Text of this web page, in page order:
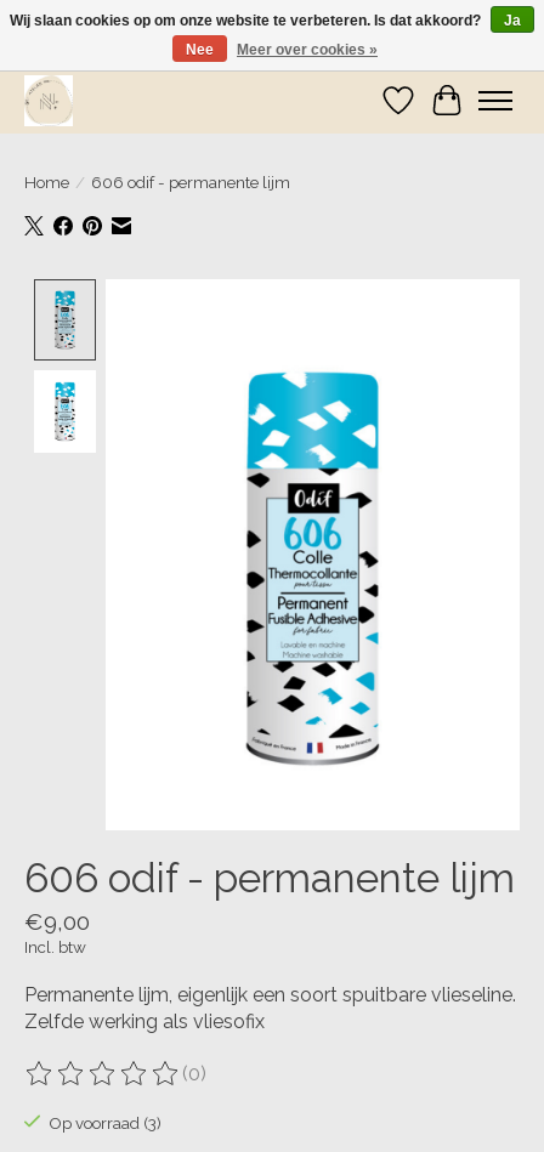
Wij zijn op vakantie! Vanaf zaterdag 9 mei worden er weer pakketjes verzonden
Verlanglijst
Home / 606 odif - permanente lijm
606 odif - permanente lijm
€9,00
Incl. btw
Permanente lijm, eigenlijk een soort spuitbare vlieseline.
Zelfde werking als vliesofix
De beoordeling van dit product is
(0)
Op voorraad (3)
Wij slaan cookies op om onze website te verbeteren. Is dat akkoord?
Ja
Nee
Meer over cookies »